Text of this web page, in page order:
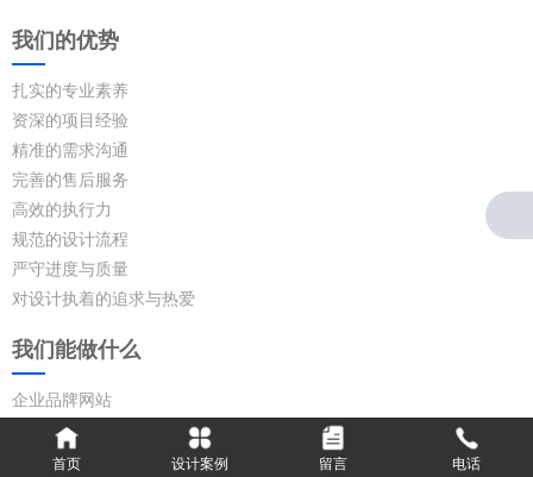
我们的优势
扎实的专业素养
资深的项目经验
精准的需求沟通
完善的售后服务
高效的执行力
规范的设计流程
严守进度与质量
对设计执着的追求与热爱
我们能做什么
企业品牌网站
响应式网站
网页UI定制设计
首页 设计案例 留言 电话